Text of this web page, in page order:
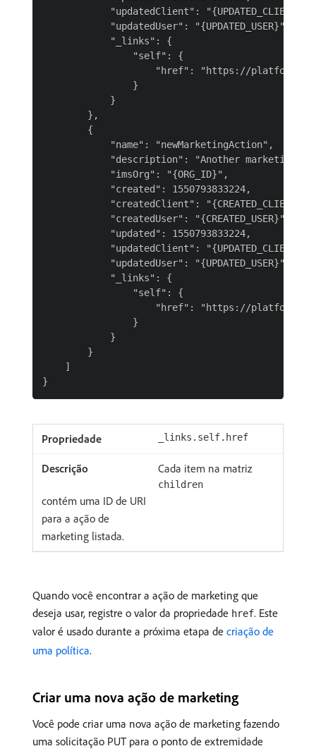
            "updatedClient": "{UPDATED_CLIENT}",
            "updatedUser": "{UPDATED_USER}",
            "_links": {
                "self": {
"href": "https://
                }
            }
        },
        {
            "name": "newMarketingAction",
"description": "Another marketing
            "imsOrg": "{ORG_ID}",
            "created": 1550793833224,
            "createdClient": "{CREATED_CLIENT}",
            "createdUser": "{CREATED_USER}",
            "updated": 1550793833224,
            "updatedClient": "{UPDATED_CLIENT}",
            "updatedUser": "{UPDATED_USER}",
            "_links": {
                "self": {
"href": "https://
                }
            }
        }
    ]
_links.self.href
Cada item na matriz
children
contém uma ID de URI
para a ação de
marketing listada.
Quando você encontrar a ação de marketing que
deseja usar, registre o valor da propriedade href. Este
valor é usado durante a próxima etapa de criação de
uma política.
Criar uma nova ação de marketing
Você pode criar uma nova ação de marketing fazendo
uma solicitação PUT para o ponto de extremidade